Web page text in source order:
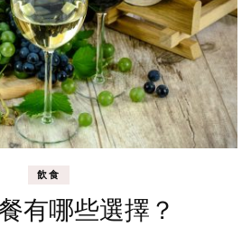
飲食
有哪些選擇？